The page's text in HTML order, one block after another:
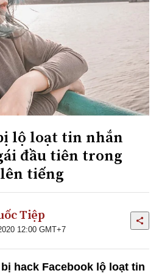
lộ loạt tin nhắn
đầu tiên trong
tiếng
Tiệp
12:00 GMT+7
hack Facebook lộ loạt tin